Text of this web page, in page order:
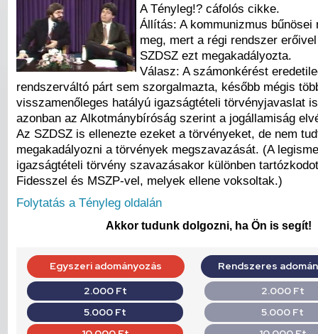
A Tényleg!? cáfolós cikke.
Állítás: A kommunizmus bűnösei
meg, mert a régi rendszer
SZDSZ ezt megakadályozta.
Válasz: A számonkérést
rendszerváltó párt sem szorgalmazta, később mégis
visszamenőleges hatályú igazságtételi törvényjavaslat
azonban az Alkotmánybíróság szerint a jogállamiság
Az SZDSZ is ellenezte ezeket a törvényeket, de nem
megakadályozni a törvények megszavazását. (A
igazságtételi törvény szavazásakor különben
Fidesszel és MSZP-vel, melyek ellene voksoltak.)
Folytatás a Tényleg oldalán
Akkor tudunk dolgozni, ha Ön is segít!